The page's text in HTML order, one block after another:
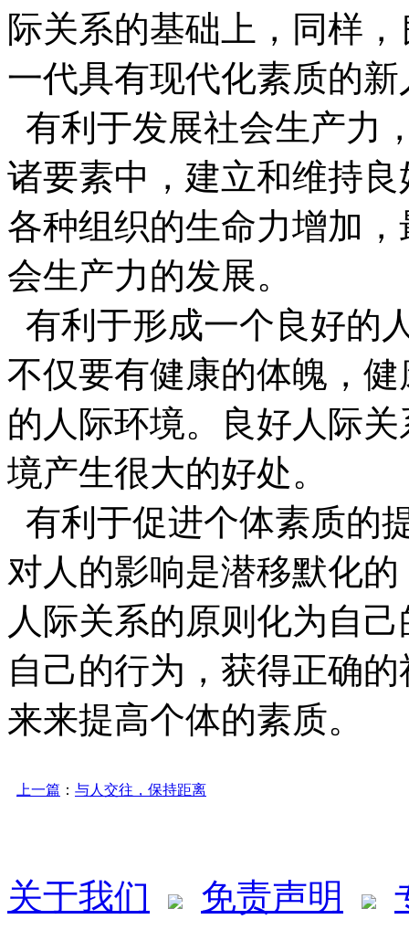
际关系的基础上，同样
一代具有现代化素质的新
有利于发展社会生产力
诸要素中，建立和维持
各种组织的生命力增加
会生产力的发展。
有利于形成一个良好的
不仅要有健康的体魄，
的人际环境。良好人际
境产生很大的好处。
有利于促进个体素质的
对人的影响是潜移默化
人际关系的原则化为自
自己的行为，获得正确
来来提高个体的素质。
上一篇 ： 与人交往，保持距离
关于我们 免责声明